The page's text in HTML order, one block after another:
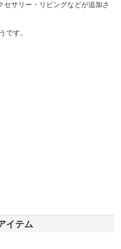
サリー・リビングなどが追加さ
です。
イテム